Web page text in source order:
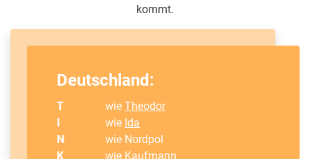
kommt.
Deutschland:
T wieTheodor
I
wie Ida
N
wie Nordpol
K
wie Kaufmann